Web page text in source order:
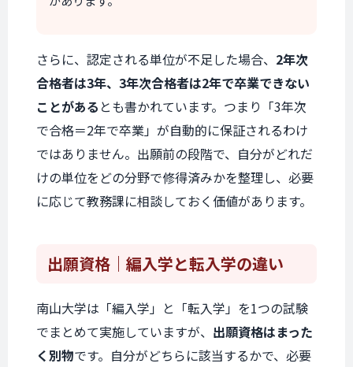
さらに、認定される単位が不足した場合、 2年次
合格者は3年、3年次合格者は2年で卒業できない
ことがある とも書かれています。つまり「3年次
で合格＝2年で卒業」が自動的に保証されるわけ
ではありません。出願前の段階で、自分がどれだ
けの単位をどの分野で修得済みかを整理し、必要
に応じて教務課に相談しておく価値があります。
出願資格 ｜編入学と転入学の違い
南山大学は「編入学」と「転入学」を1つの試験
でまとめて実施していますが、 出願資格はまった
く別物です。自分がどちらに該当するかで、必要